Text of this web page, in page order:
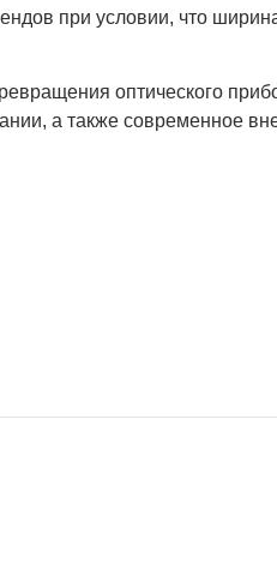
при условии, что
оптического
а также современное